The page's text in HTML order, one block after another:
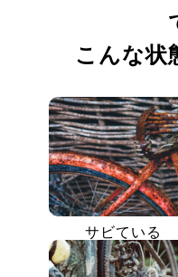
こんな状
サビている